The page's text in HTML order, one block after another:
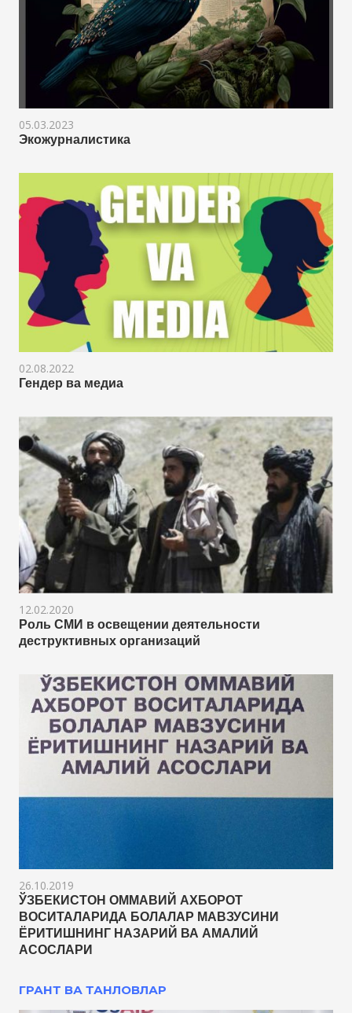
05.03.2023
Экожурналистика
02.08.2022
Гендер ва медиа
12.02.2020
Роль СМИ в освещении деятельности
деструктивных организаций
26.10.2019
ЎЗБЕКИСТОН ОММАВИЙ АХБОРОТ
ВОСИТАЛАРИДА БОЛАЛАР МАВЗУСИНИ
ЁРИТИШНИНГ НАЗАРИЙ ВА АМАЛИЙ
АСОСЛАРИ
ГРАНТ ВА ТАНЛОВЛАР